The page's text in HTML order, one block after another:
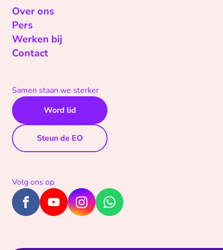
Over ons
Pers
Werken bij
Contact
Samen staan we sterker
Word lid
Steun de EO
Volg ons op